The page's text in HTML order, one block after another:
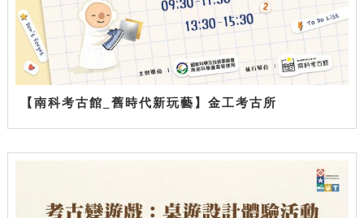
【南科考古館_舊時代新玩藝】金工考古所